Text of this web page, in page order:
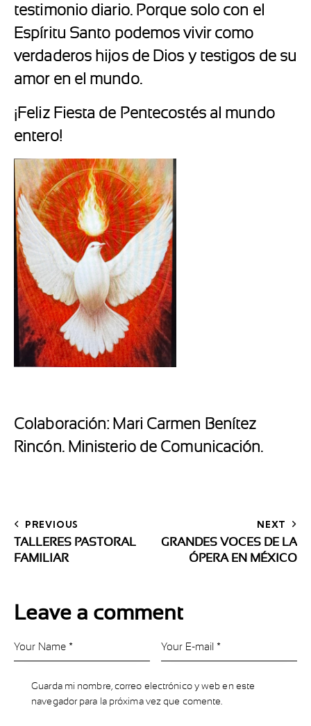
testimonio diario. Porque solo con el
Espíritu Santo podemos vivir como
verdaderos hijos de Dios y testigos de su
amor en el mundo.
¡Feliz Fiesta de Pentecostés al mundo
entero!
Colaboración: Mari Carmen Benítez
Rincón. Ministerio de Comunicación.
PREVIOUS
TALLERES PASTORAL
FAMILIAR
NEXT
GRANDES VOCES DE LA
ÓPERA EN MÉXICO
Leave a comment
Guarda mi nombre, correo electrónico y web en este
navegador para la próxima vez que comente.